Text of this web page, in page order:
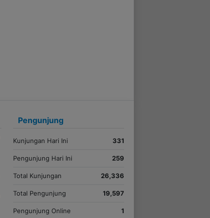
Pengunjung
Kunjungan Hari Ini 331
Pengunjung Hari Ini 259
Total Kunjungan 26,336
Total Pengunjung 19,597
Pengunjung Online 1